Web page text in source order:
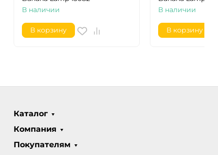
В наличии
В корзину
В наличии
В корзину
Каталог
Компания
Покупателям